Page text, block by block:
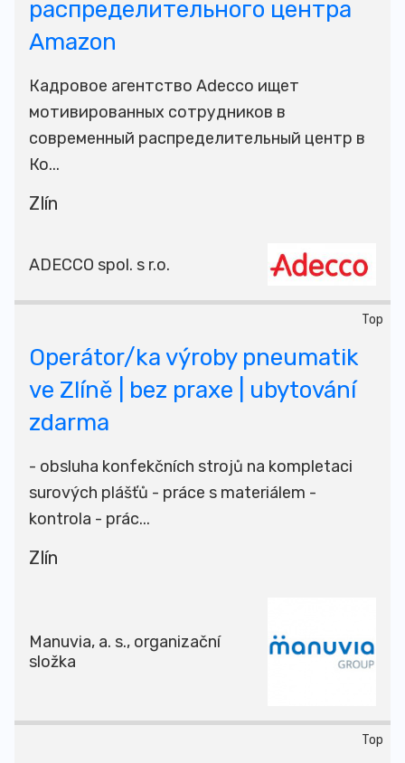
распределительного центра
Amazon
Кадровое агентство Adecco ищет
мотивированных сотрудников в
современный распределительный центр в
Ко...
Zlín
ADECCO spol. s r.o.
Top
Operátor/ka výroby pneumatik
ve Zlíně | bez praxe | ubytování
zdarma
- obsluha konfekčních strojů na kompletaci
surových plášťů - práce s materiálem -
kontrola - prác...
Zlín
Manuvia, a. s., organizační
složka
Top